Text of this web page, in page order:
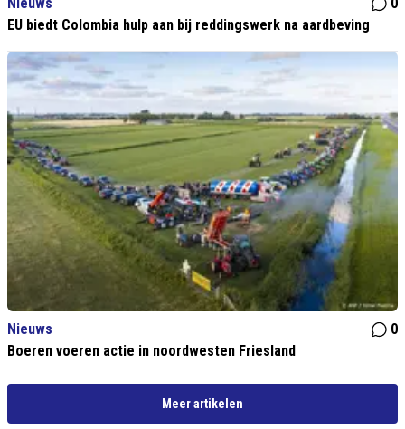
EU biedt Colombia hulp aan bij reddingswerk na aardbeving
Nieuws
0
Boeren voeren actie in noordwesten Friesland
Meer artikelen